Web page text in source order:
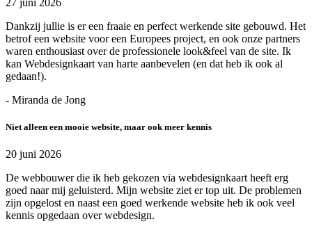
Dankzij jullie is er een fraaie en perfect werkende site gebouwd. Het
betrof een website voor een Europees project, en ook onze partners
waren enthousiast over de professionele look&feel van de site. Ik
kan Webdesignkaart van harte aanbevelen (en dat heb ik ook al
gedaan!).
- Miranda de Jong
Niet alleen een mooie website, maar ook meer kennis
20 juni 2026
De webbouwer die ik heb gekozen via webdesignkaart heeft erg
goed naar mij geluisterd. Mijn website ziet er top uit. De problemen
zijn opgelost en naast een goed werkende website heb ik ook veel
kennis opgedaan over webdesign.